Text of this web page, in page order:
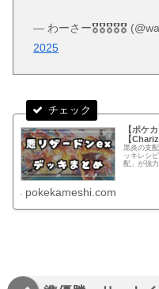
— わーさー🎖️🎖️🎖️🎖️🎖️
2025
【ポケ
【
黒炎の支
ッキレシ
配」が強
pokekameshi.com